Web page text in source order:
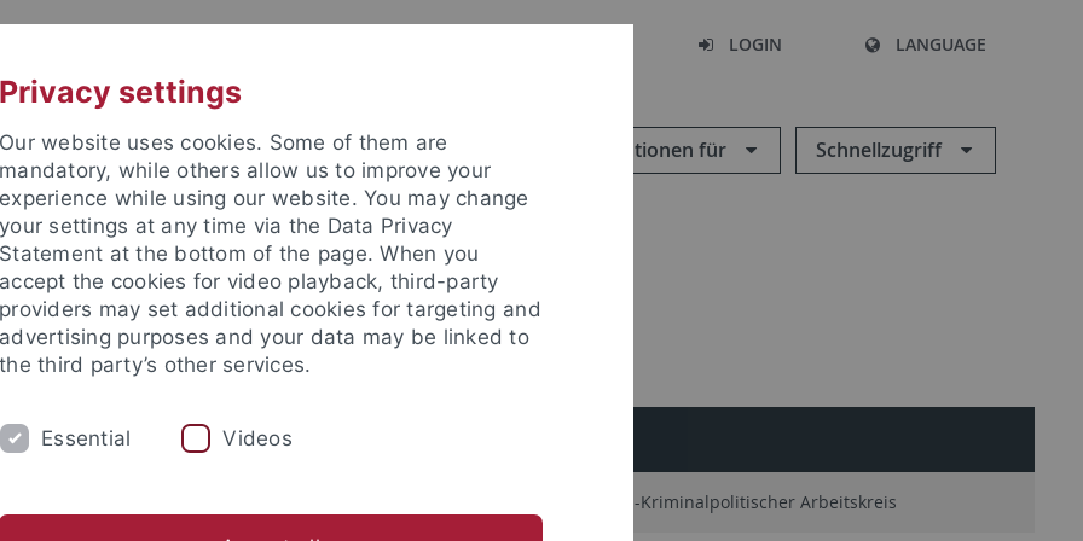
LOGIN LANGUAGE
Informationen für Schnellzugriff
FORSCHUNG LEHRE
Kriminologisch-Kriminalpolitischer Arbeitskreis
Privacy settings
Our website uses cookies. Some of them are
mandatory, while others allow us to improve your
experience while using our website. You may change
your settings at any time via the Data Privacy
Statement at the bottom of the page. When you
accept the cookies for video playback, third-party
providers may set additional cookies for targeting and
advertising purposes and your data may be linked to
the third party’s other services.
Essential Videos